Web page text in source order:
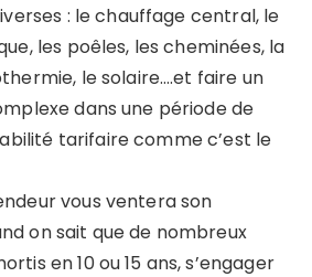
: le chauffage central, le
les poêles, les cheminées, la
le solaire….et faire un
dans une période de
tarifaire comme c’est le
vous ventera son
on sait que de nombreux
en 10 ou 15 ans, s’engager